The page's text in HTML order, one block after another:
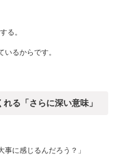
る。
いるからです。
る「さらに深い意味」
事に感じるんだろう？」